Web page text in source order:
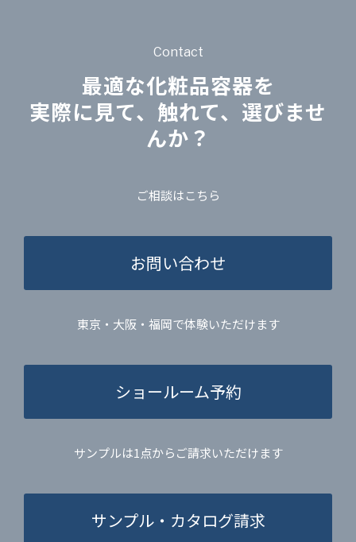
Contact
最適な化粧品容器を
実際に見て、触れて、選びませ
んか？
ご相談はこちら
お問い合わせ
東京・大阪・福岡で体験いただけます
ショールーム予約
サンプルは1点からご請求いただけます
サンプル・カタログ請求